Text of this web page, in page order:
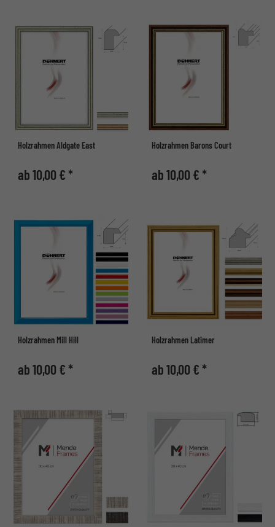
Holzrahmen Aldgate East
ab 10,00 € *
Holzrahmen Barons Court
ab 10,00 € *
Holzrahmen Mill Hill
ab 10,00 € *
Holzrahmen Latimer
ab 10,00 € *